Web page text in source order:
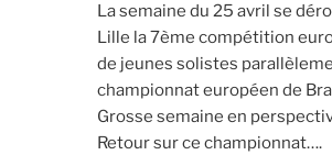
La semaine du 25 avril se
Lille la 7ème compétition
de jeunes solistes
championnat européen de
Grosse semaine en
Retour sur ce championnat….